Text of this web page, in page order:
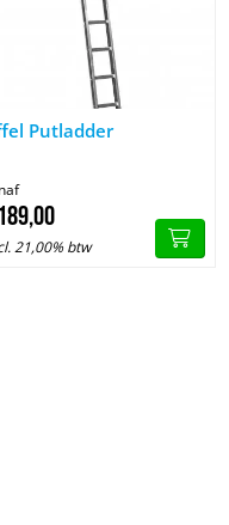
Eiffel Putladder
Putladder
00
21,00% btw